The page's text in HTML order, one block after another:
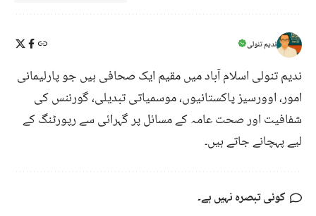
ندیم تنولی
ندیم تنولی اسلام آباد میں مقیم ایک صحافی ہیں جو پارلیمانی
امور، اوورسیز پاکستانیوں، موسمیاتی تبدیلی، گورننس کی
شفافیت اور صحت عامہ کے مسائل پر گہرائی سے رپورٹنگ کے
لیے پہچانے جاتے ہیں۔
کوئی تبصرہ نہیں ہے۔